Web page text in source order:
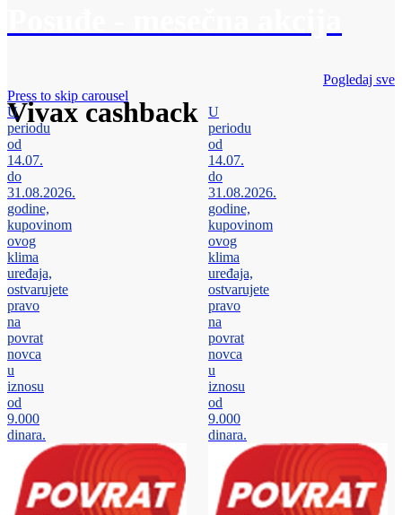
Vivax cashback
Pogledaj sve
Press to skip carousel
U
periodu
od
14.07.
do
31.08.2026.
godine,
kupovinom
ovog
klima
uređaja,
ostvarujete
pravo
na
povrat
novca
u
iznosu
od
9.000
dinara.
U
periodu
od
14.07.
do
31.08.2026.
godine,
kupovinom
ovog
klima
uređaja,
ostvarujete
pravo
na
povrat
novca
u
iznosu
od
9.000
dinara.